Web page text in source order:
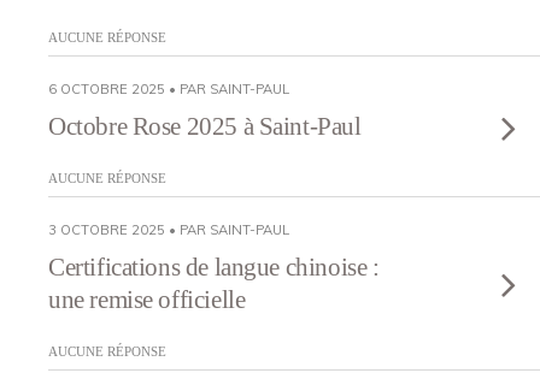
AUCUNE RÉPONSE
6 OCTOBRE 2025 • PAR SAINT-PAUL
Octobre Rose 2025 à Saint-Paul
AUCUNE RÉPONSE
3 OCTOBRE 2025 • PAR SAINT-PAUL
Certifications de langue chinoise :
une remise officielle
AUCUNE RÉPONSE